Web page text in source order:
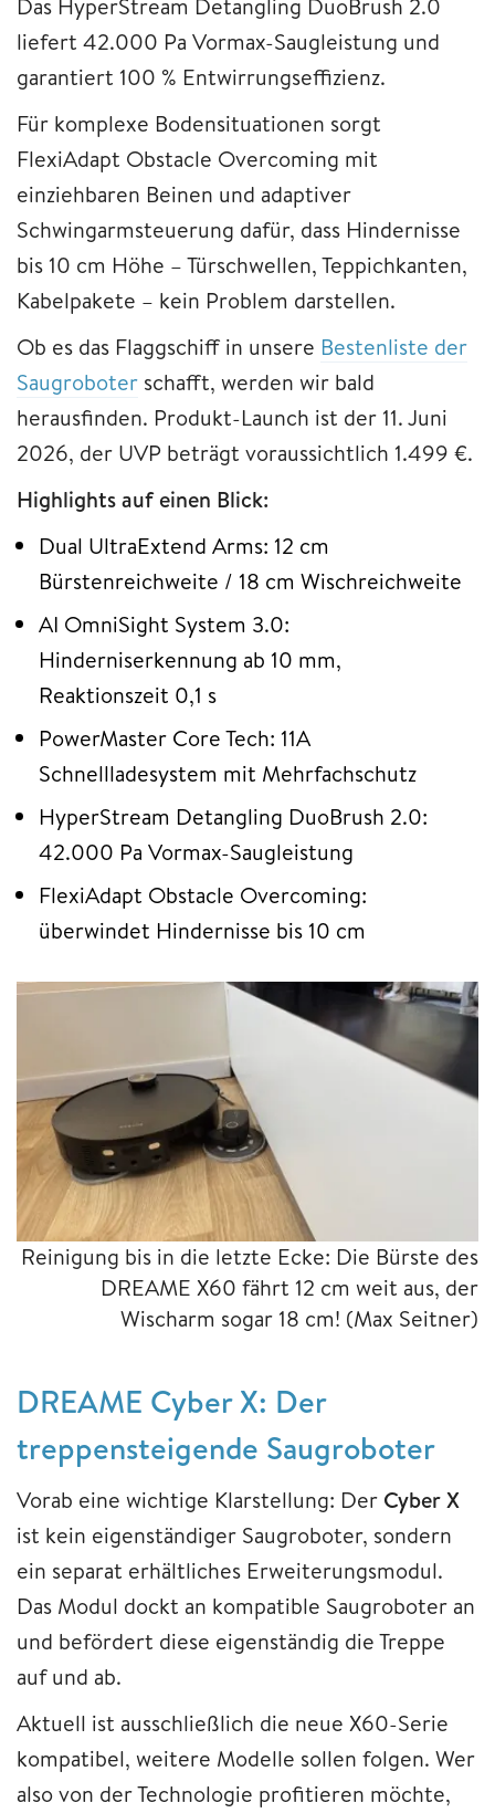
Das HyperStream Detangling DuoBrush 2.0
liefert 42.000 Pa Vormax-Saugleistung und
garantiert 100 % Entwirrungseffizienz.
Für komplexe Bodensituationen sorgt
FlexiAdapt Obstacle Overcoming mit
einziehbaren Beinen und adaptiver
Schwingarmsteuerung dafür, dass Hindernisse
bis 10 cm Höhe – Türschwellen, Teppichkanten,
Kabelpakete – kein Problem darstellen.
Ob es das Flaggschiff in unsere Bestenliste der
Saugroboter schafft, werden wir bald
herausfinden. Produkt-Launch ist der 11. Juni
2026, der UVP beträgt voraussichtlich 1.499 €.
Highlights auf einen Blick:
Dual UltraExtend Arms: 12 cm
Bürstenreichweite / 18 cm Wischreichweite
AI OmniSight System 3.0:
Hinderniserkennung ab 10 mm,
Reaktionszeit 0,1 s
PowerMaster Core Tech: 11A
Schnellladesystem mit Mehrfachschutz
HyperStream Detangling DuoBrush 2.0:
42.000 Pa Vormax-Saugleistung
FlexiAdapt Obstacle Overcoming:
überwindet Hindernisse bis 10 cm
Reinigung bis in die letzte Ecke: Die Bürste des
DREAME X60 fährt 12 cm weit aus, der
Wischarm sogar 18 cm! (Max Seitner)
DREAME Cyber X: Der
treppensteigende Saugroboter
Vorab eine wichtige Klarstellung: Der Cyber X
ist kein eigenständiger Saugroboter, sondern
ein separat erhältliches Erweiterungsmodul.
Das Modul dockt an kompatible Saugroboter an
und befördert diese eigenständig die Treppe
auf und ab.
Aktuell ist ausschließlich die neue X60-Serie
kompatibel, weitere Modelle sollen folgen. Wer
also von der Technologie profitieren möchte,